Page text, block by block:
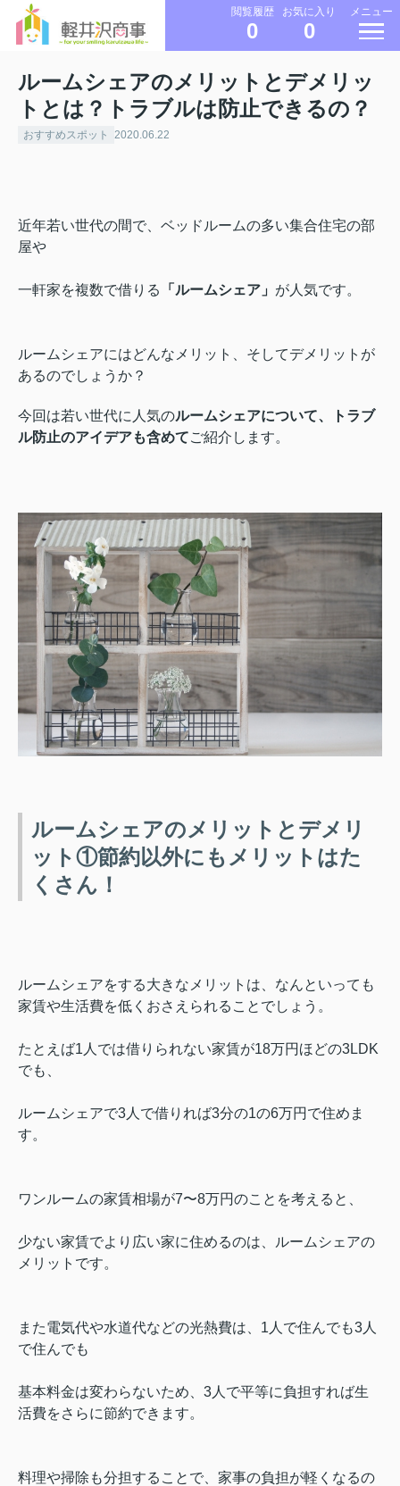
閲覧履歴
0
お気に入り
0
メニュー
ルームシェアのメリットとデメリッ
トとは？トラブルは防止できるの？
おすすめスポット 2020.06.22
近年若い世代の間で、ベッドルームの多い集合住宅の部
屋や
一軒家を複数で借りる 「ルームシェア」 が人気です。
ルームシェアにはどんなメリット、そしてデメリットが
あるのでしょうか？
今回は若い世代に人気のルームシェアについて、トラブ
ル防止のアイデアも含めてご紹介します。
ルームシェアのメリットとデメリ
ット①節約以外にもメリットはた
くさん！
ルームシェアをする大きなメリットは、なんといっても
家賃や生活費を低くおさえられることでしょう。
たとえば1人では借りられない家賃が18万円ほどの3LDK
でも、
ルームシェアで3人で借りれば3分の1の6万円で住めま
す。
ワンルームの家賃相場が7〜8万円のことを考えると、
少ない家賃でより広い家に住めるのは、
ルームシェアの
メリットです。
また電気代や水道代などの光熱費は、1人で住んでも3人
で住んでも
基本料金は変わらないため、 3人で平等に負担すれば生
活費をさらに節約できます。
料理や掃除も分担することで、家事の負担が軽くなるの